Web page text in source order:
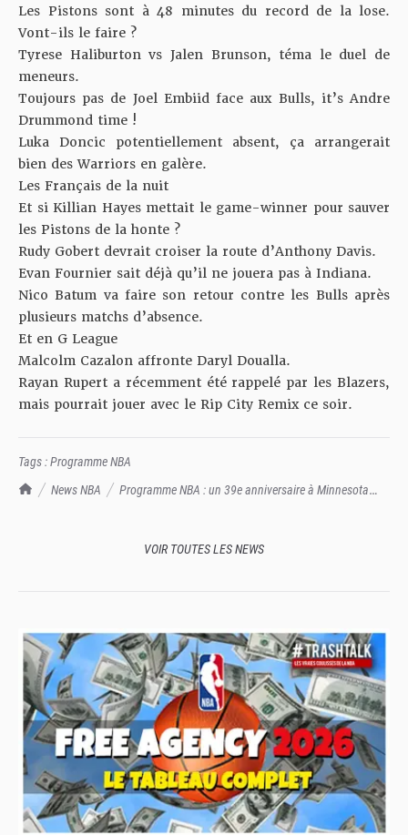
TrashTalk Actu NBA
News NBA
Programme NBA : un 39e anniversaire à Minnesota
Les Pistons sont à 48 minutes du record de la lose.
Vont-ils le faire ?
Tyrese Haliburton vs Jalen Brunson, téma le duel de
meneurs.
Toujours pas de Joel Embiid face aux Bulls, it’s Andre
Drummond time !
Luka Doncic potentiellement absent, ça arrangerait
bien des Warriors en galère.
Les Français de la nuit
Et si Killian Hayes mettait le game-winner pour sauver
les Pistons de la honte ?
Rudy Gobert devrait croiser la route d’Anthony Davis.
Evan Fournier sait déjà qu’il ne jouera pas à Indiana.
Nico Batum va faire son retour contre les Bulls après
plusieurs matchs d’absence.
Et en G League
Malcolm Cazalon affronte Daryl Doualla.
Rayan Rupert a récemment été rappelé par les Blazers,
mais pourrait jouer avec le Rip City Remix ce soir.
Tags :Programme NBA
VOIR TOUTES LES NEWS